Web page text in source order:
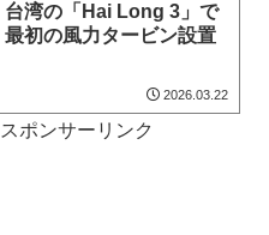
台湾の「Hai Long 3」で
最初の風力タービン設置
2026.03.22
スポンサーリンク